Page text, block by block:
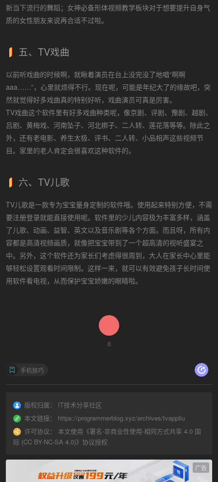
新当下流行的舞蹈；女神必备形体视频教学板块对于想要提升自身气
质的女性朋友来说再合适不过啦。
五、TV戏曲
以前听戏曲的时候啊，就瞅着演员在台上没完没了地唱“啊啊
aaa……”，心里就烦得不行。现在呢，可能是年纪大了的缘故吧，突
然就觉得好多戏曲真的特别好听，戏曲演员可真是厉害。
TV戏曲这个软件里有好多戏曲种类呢，像京剧、评剧、豫剧、越剧、
吕剧、黄梅戏、河南坠子、河北梆子、二人转、莲花落等等。除此之
外，还有老电影、养生太极、评书、二人转、小品相声这些视频节
目。家里的老人肯定会很喜欢这种软件的。
六、TV儿歌
TV儿歌是一款专为宝宝量身定制的软件哦。使用起来特别方便，不需
要注册登录就能直接使用呢。软件里的少儿内容极为丰富多样，涵盖
了儿歌、动画、益智、英文以及音乐剧等各个方面。而且呀，所有内
容都是高清视频画质，就像把宝宝带到了一个超高清的视听盛宴之
中。另外，这个软件还为家长们考虑得很周到，大人在家长中心里能
够轻松设置观看时间限制。这样一来，就可以有效避免孩子长时间使
用软件看电视，从而保护宝宝娇嫩的眼睛啦。
0
手机技巧
版权归属：
IT技术分享社区
本文链接：
https://programmerblog.xyz/archives/tvappliu
许可协议：
本文使用《署名-非商业性使用-相同方式共享 4.0 国
际 (CC BY-NC-SA 4.0)》协议授权
广告